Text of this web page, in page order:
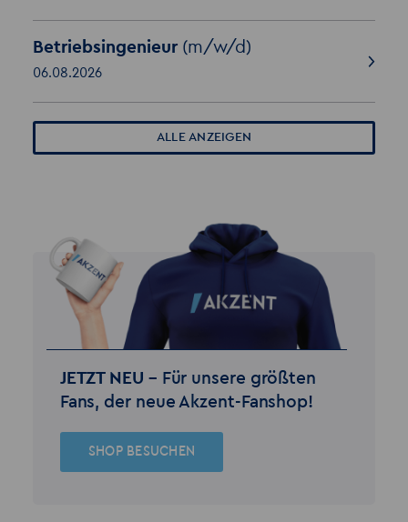
Betriebsingenieur (m/w/d)
06.08.2026
ALLE ANZEIGEN
JETZT NEU – Für unsere größten
Fans, der neue Akzent-Fanshop!
SHOP BESUCHEN